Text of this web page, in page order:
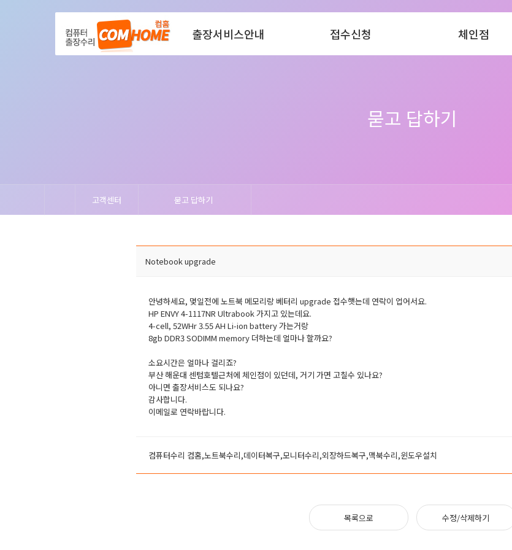
출장서비스안내 접수신청 체인점
묻고 답하기
고객센터 묻고 답하기
Notebook upgrade
안녕하세요, 몇일전에 노트북 메모리랑 베터리 upgrade 접수햇는데 연락이 업어서요.
HP ENVY 4-1117NR Ultrabook 가지고 있는데요.
4-cell, 52WHr 3.55 AH Li-ion battery 가는거랑
8gb DDR3 SODIMM memory 더하는데 얼마나 할까요?
소요시간은 얼마나 걸리죠?
부산 해운대 센텀호텔근처에 체인점이 있던데, 거기 가면 고칠수 있나요?
아니면 출장서비스도 되나요?
감사합니다.
이메일로 연락바랍니다.
컴퓨터수리 컴홈,노트북수리,데이터복구,모니터수리,외장하드복구,맥북수리,윈도우설치
목록으로 수정/삭제하기